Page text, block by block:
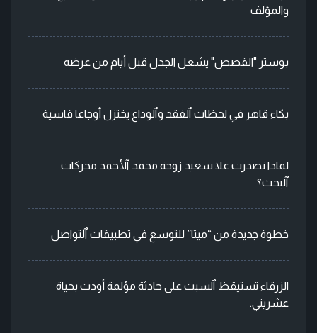
والمؤلف
بوستر "القصص" يشعل الجدل قبل أيام من عرضه
بكاء قاهر في لحظات ٱلفقد وٱلوداع يختزل أوجاعا قاسية
لماذا تصدرت علا سعيد زوجة محمد ٱلأحمد محركات
ٱلبحث؟
خطوة جديدة من “ميتا” للتوسع في تطبيقات ٱلتواصل
الزرقاء تستيقظ ٱلسبت على حادثة مؤلمة أودت بحياة
عشريني.